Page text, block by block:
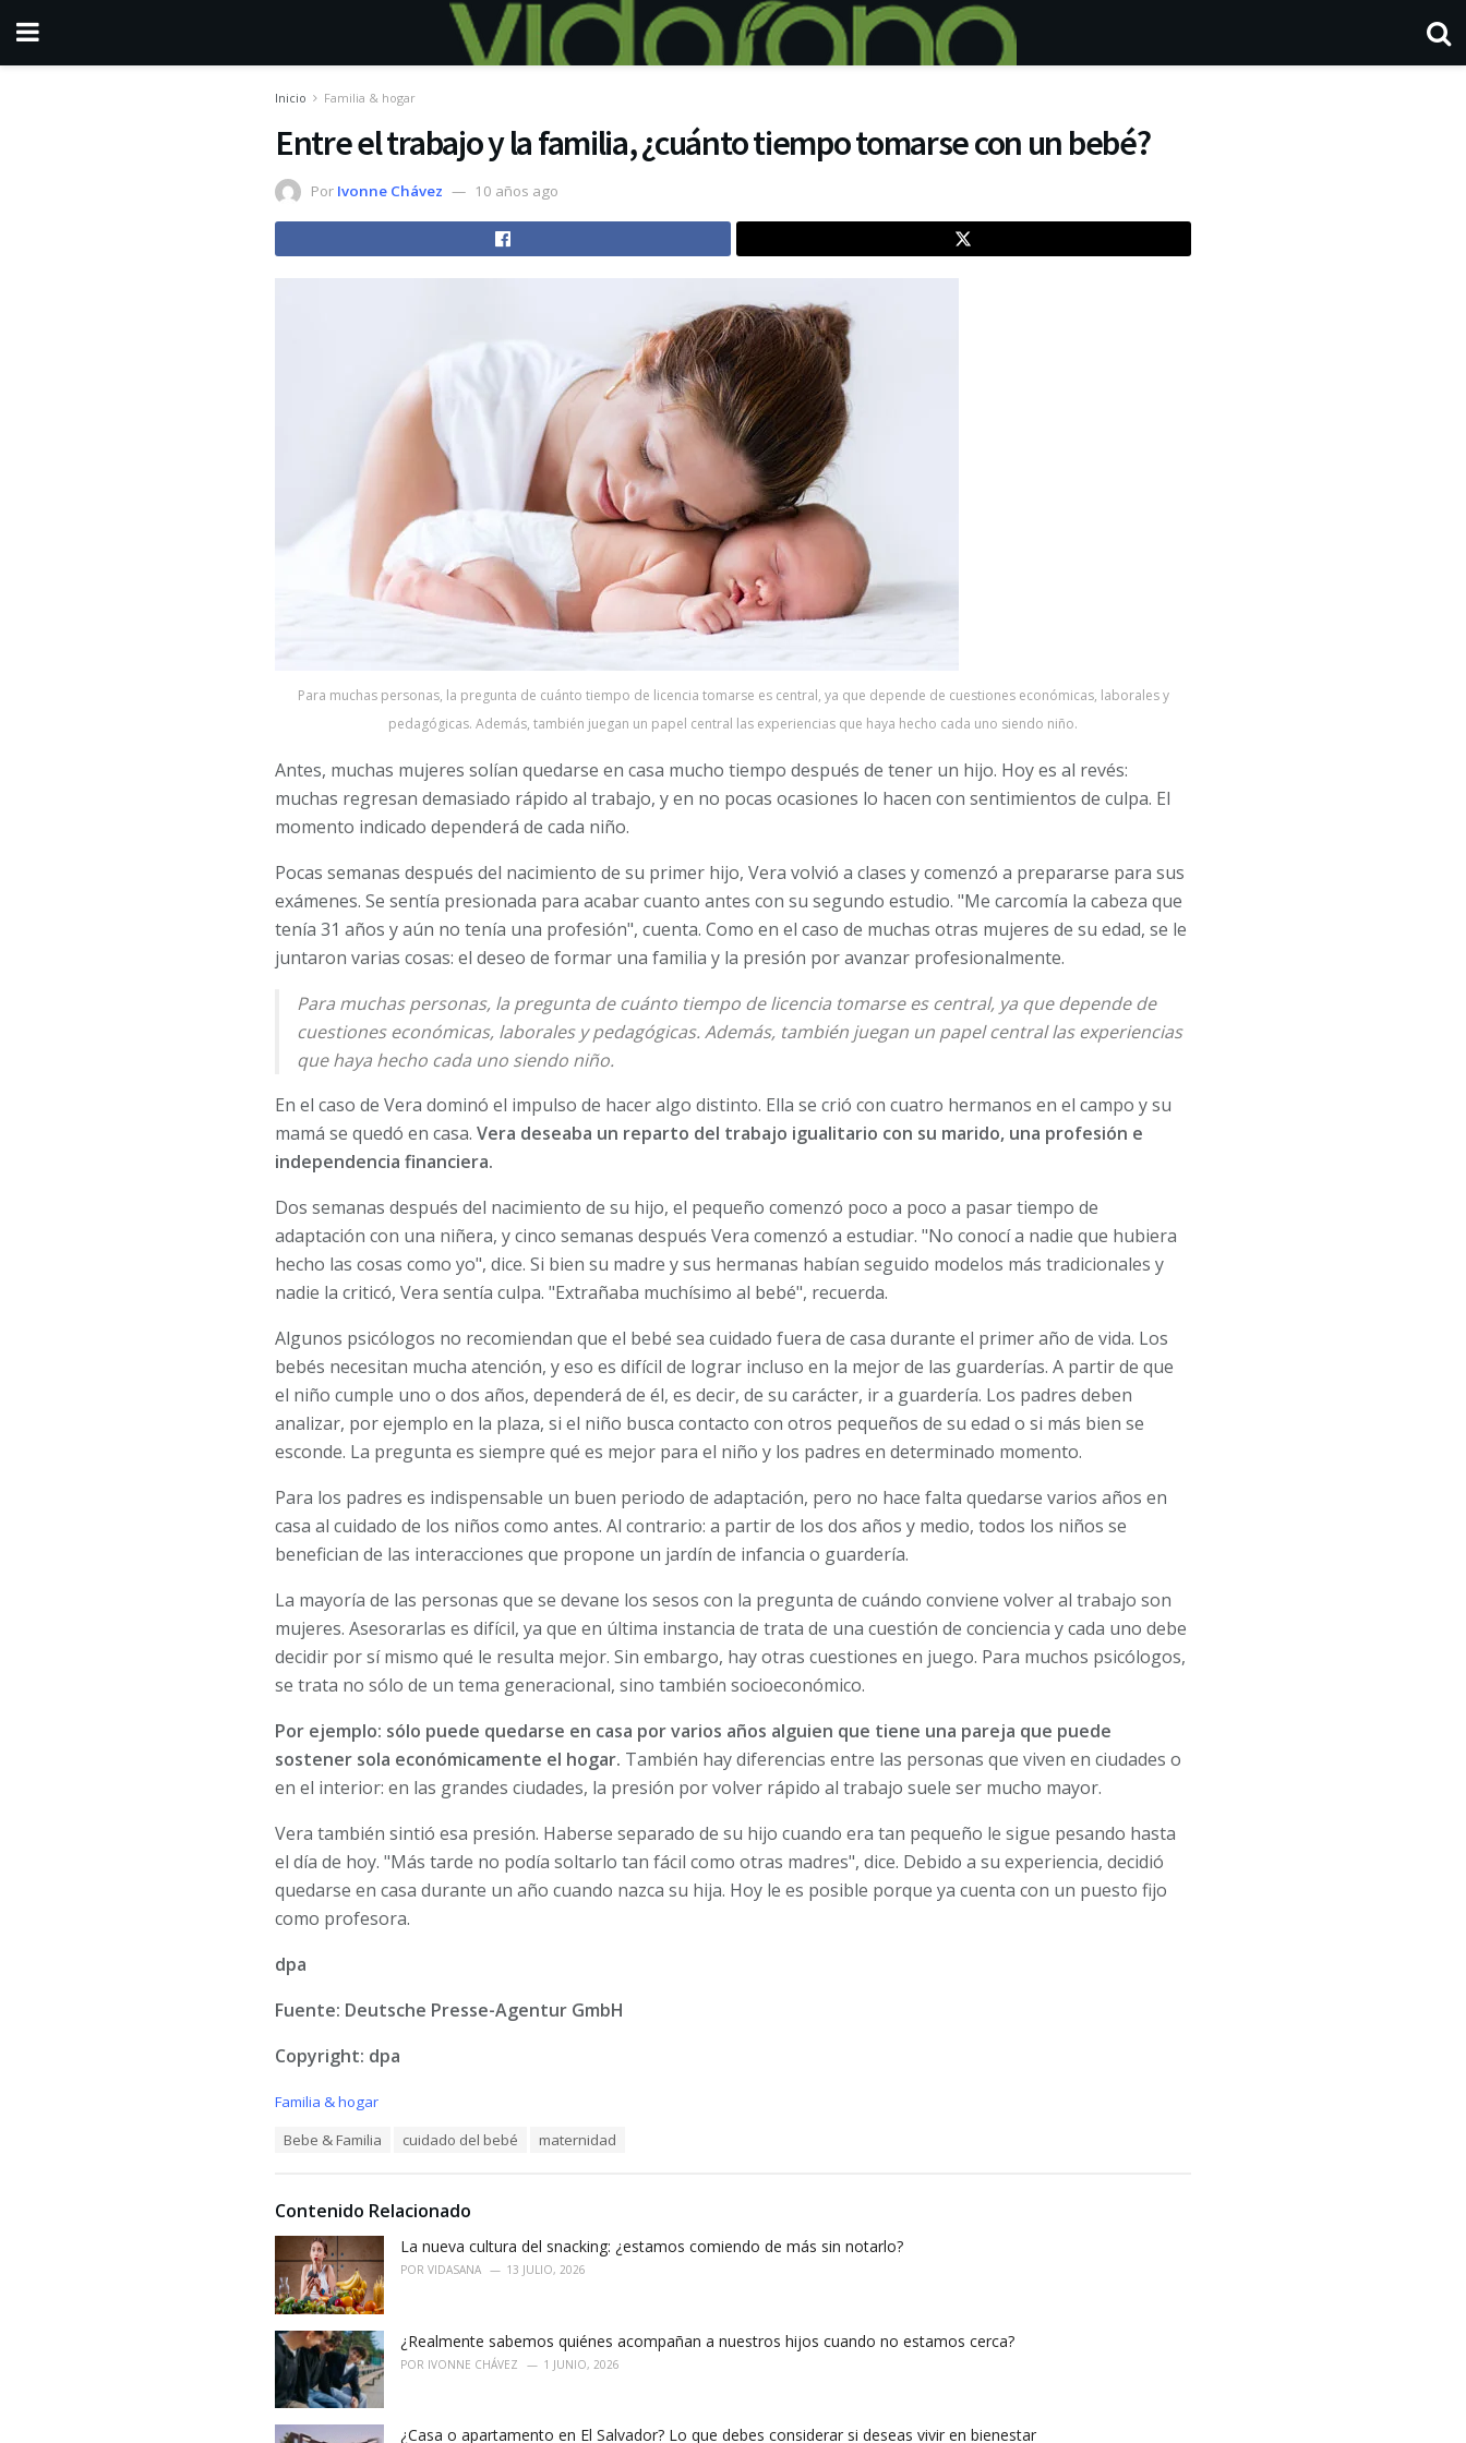
Inicio Familia & hogar
Entre el trabajo y la familia, ¿cuánto tiempo tomarse con un bebé?
Por Ivonne Chávez 10 años ago
Para muchas personas, la pregunta de cuánto tiempo de licencia tomarse es central, ya que depende de cuestiones económicas, laborales y
pedagógicas. Además, también juegan un papel central las experiencias que haya hecho cada uno siendo niño.
Antes, muchas mujeres solían quedarse en casa mucho tiempo después de tener un hijo. Hoy es al revés:
muchas regresan demasiado rápido al trabajo, y en no pocas ocasiones lo hacen con sentimientos de culpa. El
momento indicado dependerá de cada niño.
Pocas semanas después del nacimiento de su primer hijo, Vera volvió a clases y comenzó a prepararse para sus
exámenes. Se sentía presionada para acabar cuanto antes con su segundo estudio. "Me carcomía la cabeza que
tenía 31 años y aún no tenía una profesión", cuenta. Como en el caso de muchas otras mujeres de su edad, se le
juntaron varias cosas: el deseo de formar una familia y la presión por avanzar profesionalmente.
Para muchas personas, la pregunta de cuánto tiempo de licencia tomarse es central, ya que depende de
cuestiones económicas, laborales y pedagógicas. Además, también juegan un papel central las experiencias
que haya hecho cada uno siendo niño.
En el caso de Vera dominó el impulso de hacer algo distinto. Ella se crió con cuatro hermanos en el campo y su
mamá se quedó en casa. Vera deseaba un reparto del trabajo igualitario con su marido, una profesión e
independencia financiera.
Dos semanas después del nacimiento de su hijo, el pequeño comenzó poco a poco a pasar tiempo de
adaptación con una niñera, y cinco semanas después Vera comenzó a estudiar. "No conocí a nadie que hubiera
hecho las cosas como yo", dice. Si bien su madre y sus hermanas habían seguido modelos más tradicionales y
nadie la criticó, Vera sentía culpa. "Extrañaba muchísimo al bebé", recuerda.
Algunos psicólogos no recomiendan que el bebé sea cuidado fuera de casa durante el primer año de vida. Los
bebés necesitan mucha atención, y eso es difícil de lograr incluso en la mejor de las guarderías. A partir de que
el niño cumple uno o dos años, dependerá de él, es decir, de su carácter, ir a guardería. Los padres deben
analizar, por ejemplo en la plaza, si el niño busca contacto con otros pequeños de su edad o si más bien se
esconde. La pregunta es siempre qué es mejor para el niño y los padres en determinado momento.
Para los padres es indispensable un buen periodo de adaptación, pero no hace falta quedarse varios años en
casa al cuidado de los niños como antes. Al contrario: a partir de los dos años y medio, todos los niños se
benefician de las interacciones que propone un jardín de infancia o guardería.
La mayoría de las personas que se devane los sesos con la pregunta de cuándo conviene volver al trabajo son
mujeres. Asesorarlas es difícil, ya que en última instancia de trata de una cuestión de conciencia y cada uno debe
decidir por sí mismo qué le resulta mejor. Sin embargo, hay otras cuestiones en juego. Para muchos psicólogos,
se trata no sólo de un tema generacional, sino también socioeconómico.
Por ejemplo: sólo puede quedarse en casa por varios años alguien que tiene una pareja que puede
sostener sola económicamente el hogar. También hay diferencias entre las personas que viven en ciudades o
en el interior: en las grandes ciudades, la presión por volver rápido al trabajo suele ser mucho mayor.
Vera también sintió esa presión. Haberse separado de su hijo cuando era tan pequeño le sigue pesando hasta
el día de hoy. "Más tarde no podía soltarlo tan fácil como otras madres", dice. Debido a su experiencia, decidió
quedarse en casa durante un año cuando nazca su hija. Hoy le es posible porque ya cuenta con un puesto fijo
como profesora.
dpa
Fuente: Deutsche Presse-Agentur GmbH
Copyright: dpa
C
r
i
e
s
:
Familia & hogar
:
Bebe & Familia cuidado del bebé maternidad
Contenido Relacionado
La nueva cultura del snacking: ¿estamos comiendo de más sin notarlo?
POR VIDASANA 13 JULIO, 2026
¿Realmente sabemos quiénes acompañan a nuestros hijos cuando no estamos cerca?
POR IVONNE CHÁVEZ 1 JUNIO, 2026
¿Casa o apartamento en El Salvador? Lo que debes considerar si deseas vivir en bienestar